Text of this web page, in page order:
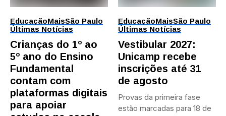
EducaçãoMaisSão Paulo
Últimas Notícias
Crianças do 1º ao
5º ano do Ensino
Fundamental
contam com
plataformas digitais
para apoiar
EducaçãoMaisSão Paulo
Últimas Notícias
Vestibular 2027:
Unicamp recebe
inscrições até 31
de agosto
Provas da primeira fase
estão marcadas para 18 de